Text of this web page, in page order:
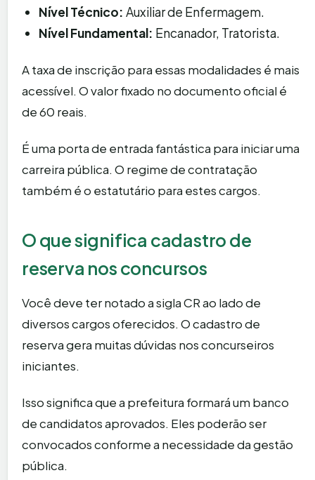
Nível Técnico: Auxiliar de Enfermagem.
Nível Fundamental: Encanador, Tratorista.
A taxa de inscrição para essas modalidades é mais
acessível. O valor fixado no documento oficial é
de 60 reais.
É uma porta de entrada fantástica para iniciar uma
carreira pública. O regime de contratação
também é o estatutário para estes cargos.
O que significa cadastro de
reserva nos concursos
Você deve ter notado a sigla CR ao lado de
diversos cargos oferecidos. O cadastro de
reserva gera muitas dúvidas nos concurseiros
iniciantes.
Isso significa que a prefeitura formará um banco
de candidatos aprovados. Eles poderão ser
convocados conforme a necessidade da gestão
pública.